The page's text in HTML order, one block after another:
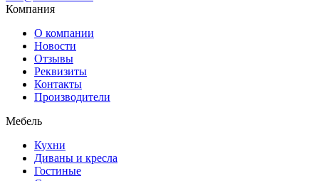
Компания
О компании
Новости
Отзывы
Реквизиты
Контакты
Производители
Мебель
Кухни
Диваны и кресла
Гостиные